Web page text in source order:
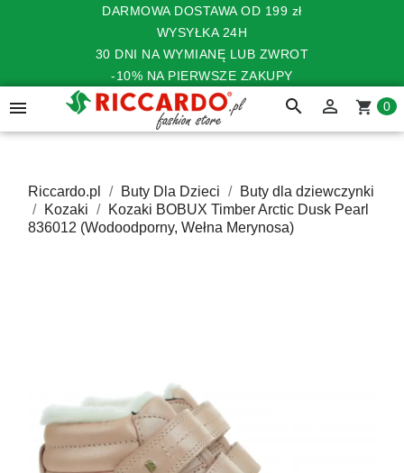
DARMOWA DOSTAWA OD 199 zł
WYSYŁKA 24H
30 DNI NA WYMIANĘ LUB ZWROT
-10% NA PIERWSZE ZAKUPY
 search  shopping_cart 0
Riccardo.pl Buty Dla Dzieci
Buty dla dziewczynki
Kozaki
Kozaki BOBUX Timber Arctic Dusk Pearl
836012 (Wodoodporny, Wełna Merynosa)